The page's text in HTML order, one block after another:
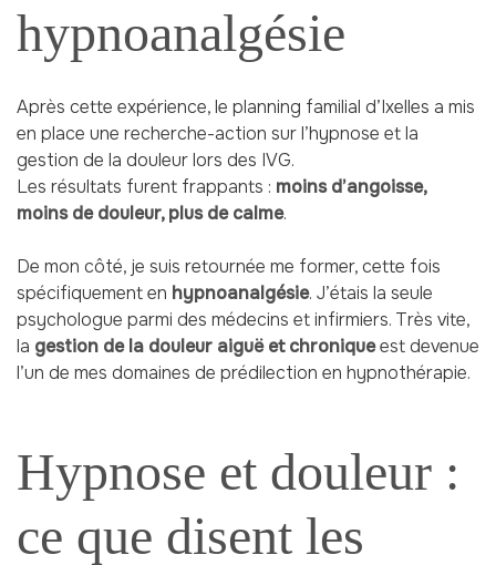
hypnoanalgésie
Après cette expérience, le planning familial d’Ixelles a mis
en place une recherche-action sur l’hypnose et la
gestion de la douleur lors des IVG.
Les résultats furent frappants : moins d’angoisse,
moins de douleur, plus de calme.
De mon côté, je suis retournée me former, cette fois
spécifiquement en hypnoanalgésie. J’étais la seule
psychologue parmi des médecins et infirmiers. Très vite,
la gestion de la douleur aiguë et chroniqueest devenue
l’un de mes domaines de prédilection en hypnothérapie.
Hypnose et douleur :
ce que disent les